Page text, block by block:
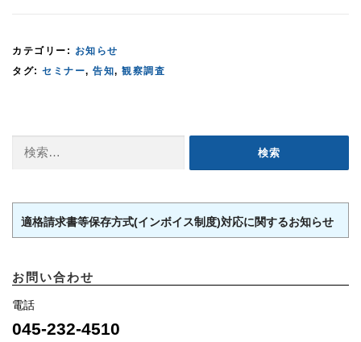
カテゴリー: お知らせ
タグ: セミナー, 告知, 観察調査
適格請求書等保存方式(インボイス制度)対応に関するお知らせ
お問い合わせ
電話
045-232-4510